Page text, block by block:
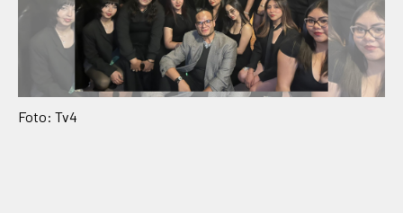
Foto: Tv4